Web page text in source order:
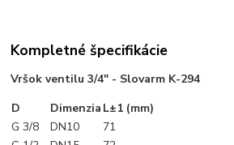
Kompletné špecifikácie
Vršok ventilu 3/4" - Slovarm K-294
D
Dimenzia L±1 (mm)
G 3/8
DN10
71